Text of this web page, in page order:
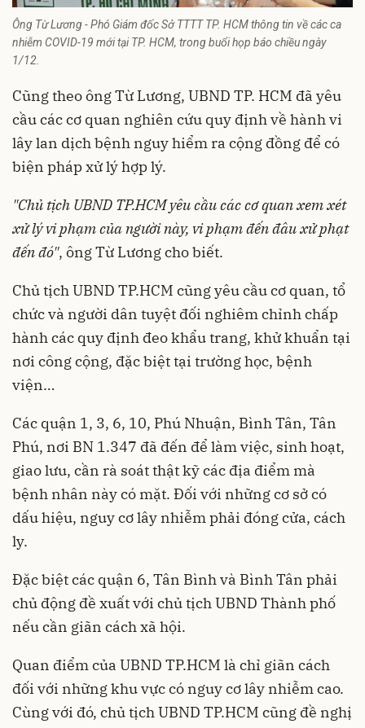
Ông Từ Lương - Phó Giám đốc Sở TTTT TP. HCM thông tin về các ca
nhiễm COVID-19 mới tại TP. HCM, trong buổi họp báo chiều ngày
1/12.
Cũng theo ông Từ Lương, UBND TP. HCM đã yêu
cầu các cơ quan nghiên cứu quy định về hành vi
lây lan dịch bệnh nguy hiểm ra cộng đồng để có
biện pháp xử lý hợp lý.
"Chủ tịch UBND TP.HCM yêu cầu các cơ quan xem xét
xử lý vi phạm của người này, vi phạm đến đâu xử phạt
đến đó", ông Từ Lương cho biết.
Chủ tịch UBND TP.HCM cũng yêu cầu cơ quan, tổ
chức và người dân tuyệt đối nghiêm chỉnh chấp
hành các quy định đeo khẩu trang, khử khuẩn tại
nơi công cộng, đặc biệt tại trường học, bệnh
viện…
Các quận 1, 3, 6, 10, Phú Nhuận, Bình Tân, Tân
Phú, nơi BN 1.347 đã đến để làm việc, sinh hoạt,
giao lưu, cần rà soát thật kỹ các địa điểm mà
bệnh nhân này có mặt. Đối với những cơ sở có
dấu hiệu, nguy cơ lây nhiễm phải đóng cửa, cách
ly.
Đặc biệt các quận 6, Tân Bình và Bình Tân phải
chủ động đề xuất với chủ tịch UBND Thành phố
nếu cần giãn cách xã hội.
Quan điểm của UBND TP.HCM là chỉ giãn cách
đối với những khu vực có nguy cơ lây nhiễm cao.
Cùng với đó, chủ tịch UBND TP.HCM cũng đề nghị